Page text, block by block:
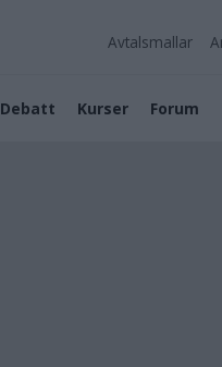
Avtalsmallar
Debatt Kurser Forum